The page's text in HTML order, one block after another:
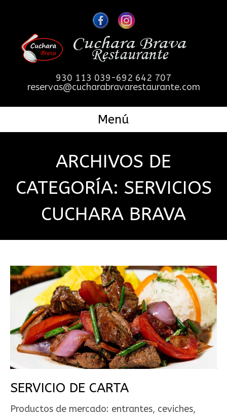
930 113 039-692 642 707
reservas@cucharabravarestaurante.com
Menú
ARCHIVOS DE
CATEGORÍA: SERVICIOS
CUCHARA BRAVA
SERVICIO DE CARTA
Productos de mercado: entrantes, ceviches,